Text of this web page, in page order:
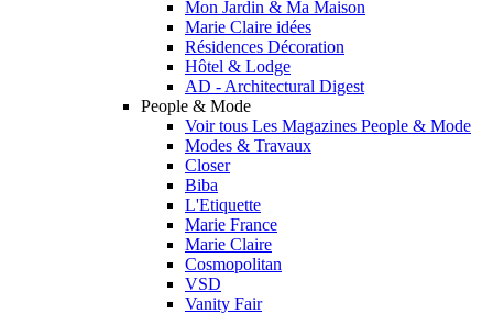
Mon Jardin & Ma Maison
Marie Claire idées
Résidences Décoration
Hôtel & Lodge
AD - Architectural Digest
People & Mode
Voir tous Les Magazines People & Mode
Modes & Travaux
Closer
Biba
L'Etiquette
Marie France
Marie Claire
Cosmopolitan
VSD
Vanity Fair